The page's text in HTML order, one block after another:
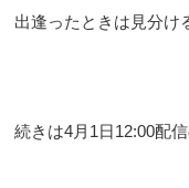
出逢ったときは見分け
続きは4月1日12:00配